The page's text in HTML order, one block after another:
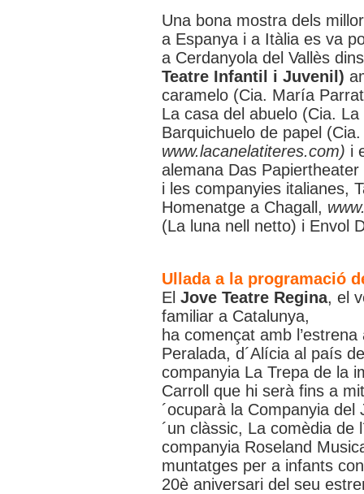
Una bona mostra dels
a Espanya i a Itàlia es va
a Cerdanyola del Vallès
Teatre Infantil i Juvenil)
caramelo (Cia. María
La casa del abuelo (Cia.
Barquichuelo de papel
www.lacanelatiteres.com) i
alemana Das Papiertheater
i les companyies italianes,
Homenatge a Chagall,
(La luna nell netto) i Envol
Ullada a la programació
El Jove Teatre Regina, el
familiar a Catalunya,
ha començat amb
Peralada, d´Alícia al país
companyia La Trepa de la
Carroll que hi serà fins a
´ocuparà la Companyia
´un clàssic, La comèdia de
companyia Roseland
muntatges per a infants
20è aniversari del seu